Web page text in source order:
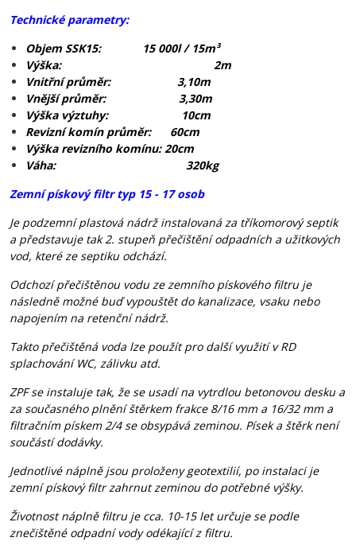
Technické parametry:
Objem SSK15: 15 000l / 15m³
Výška: 2m
Vnitřní průměr: 3,10m
Vnější průměr: 3,30m
Výška výztuhy: 10cm
Revizní komín průměr: 60cm
Výška revizního komínu: 20cm
Váha: 320kg
Zemní pískový filtr typ 15 - 17 osob
Je podzemní plastová nádrž instalovaná za tříkomorový septik
a představuje tak 2. stupeň přečištění odpadních a užitkových
vod, které ze septiku odchází.
Odchozí přečištěnou vodu ze zemního pískového filtru je
následně možné buď vypouštět do kanalizace, vsaku nebo
napojením na retenční nádrž.
Takto přečištěná voda lze použít pro další využití v RD
splachování WC, zálivku atd.
ZPF se instaluje tak, že se usadí na vytrdlou betonovou desku a
za současného plnění štěrkem frakce 8/16 mm a 16/32 mm a
filtračním pískem 2/4 se obsypává zeminou. Písek a štěrk není
součástí dodávky.
Jednotlivé náplně jsou proloženy geotextilií, po instalaci je
zemní pískový filtr zahrnut zeminou do potřebné výšky.
Životnost náplně filtru je cca. 10-15 let určuje se podle
znečištěné odpadní vody odékající z filtru.